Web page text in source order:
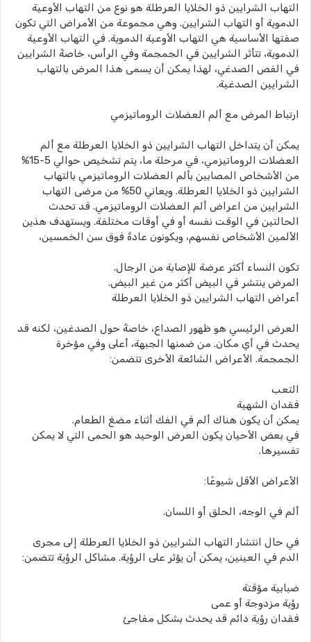
التهاب الشرايين ذو الخلايا العرطلة هو نوع من التهاب الأوعية
الدموية أو التهاب الشرايين. وهي مجموعة من الأمراض التي تكون
صفتها الأساسية هي التهاب الأوعية الدموية. في التهاب الأوعية
الدموية، تتأثر الشرايين في الجمجمة وفي الرأس، خاصةً الشرايين
في الفص الصدغي، لهذا يمكن أن يسمى هذا المرض بالتهاب
الشرايين الصدغية.
ارتباط المرض مع ألم العضلات الروماتيزمي
يمكن أن يتداخل التهاب الشرايين ذو الخلايا العرطلة مع ألم
العضلات الروماتيزمي، في مرحلة ما، يتم تشخيص حوالي 5-15%
من الأشخاص المصابين بألم العضلات الروماتيزمي بالتهاب
الشرايين ذو الخلايا العرطلة. ويعاني 50% من مرضى التهاب
الشرايين من اعراض ألم العضلات الروماتيزمي. قد تحدث
الحالتين في الوقت نفسه أو في أوقات مختلفة. ويستهدف هذين
الألمين الأشخاص نفسهم، ويكونون عادةً فوق سن الخمسين،
تكون النساء أكثر عرضة للإصابة من الرجال.
المرض ينتشر في البيض أكثر من غير البيض.
أعراض التهاب الشرايين ذو الخلايا العرطلة
العرض الرئيسي هو ظهور الصداع، خاصةً حول الصدغين، لكنه قد
يحدث في أي مكان. من ضمنها الجبهة، أعلى وفي مؤخرة
الجمجمة. الأعراض الشائعة الأخرى تتضمن:
التعب
فقدان الشهية
يمكن أن يكون هناك ألم في الفك أثناء مضغ الطعام.
في بعض الأحيان يكون العرض الوحيد هو الحمى التي لا يمكن
تفسيرها.
الأعراض الأقل شيوعًا:
ألم في الوجه، الحلق أو اللسان.
في حال انتشار التهاب الشرايين ذو الخلايا العرطلة إلى مجرى
الدم في العينين، يمكن أن يؤثر على الرؤية. مشاكل الرؤية تتضمن:
ضبابية مؤقتة
رؤية مزدوجة أو عمى
فقدان رؤية دائم قد يحدث بشكل مفاجئ